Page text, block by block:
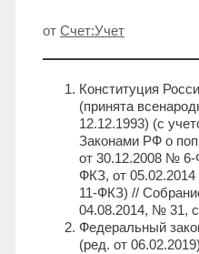
от Счет:Учет
Конституция
(принята
12.12.1993) (с
Законами РФ о
от 30.12.2008 №
ФКЗ, от
11-ФКЗ) //
04.08.2014, № 31,
Федеральный
(ред. от